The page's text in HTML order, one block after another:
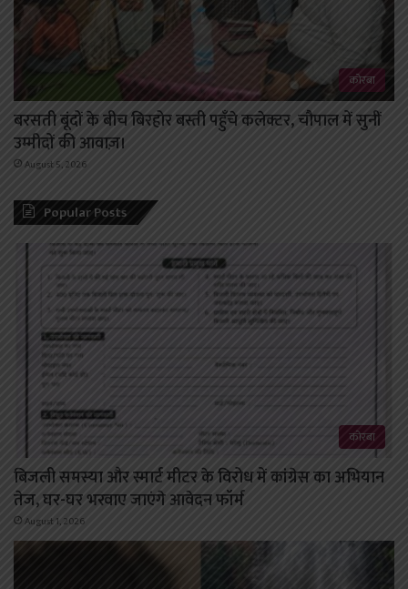
कोरबा
बरसती बूंदों के बीच बिरहोर बस्ती पहुँचे कलेक्टर, चौपाल में सुनीं
उम्मीदों की आवाज़।
August 5, 2026
Popular Posts
कोरबा
बिजली समस्या और स्मार्ट मीटर के विरोध में कांग्रेस का अभियान
तेज, घर-घर भरवाए जाएंगे आवेदन फॉर्म
August 1, 2026